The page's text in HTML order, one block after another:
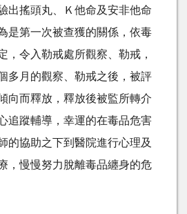
出搖頭丸、Ｋ他命及安非他命
是第一次被查獲的關係，依毒
，令入勒戒處所觀察、勒戒，
多月的觀察、勒戒之後，被評
向而釋放，釋放後被監所轉介
追蹤輔導，幸運的在毒品危害
的協助之下到醫院進行心理及
，慢慢努力脫離毒品纏身的危